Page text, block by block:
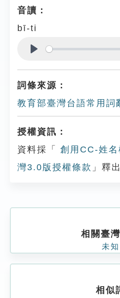
音讀：
bī-ti
詞條來源：
教育部臺灣台語常用詞
授權資訊：
資料採「
創用CC-姓
灣3.0版授權條款 」釋出
相關臺
未知
相似